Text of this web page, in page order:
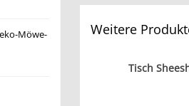
Möwe-
Weitere
Tisch